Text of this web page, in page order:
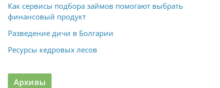
Как сервисы подбора займов помогают выбрать
финансовый продукт
Разведение дичи в Болгарии
Ресурсы кедровых лесов
Архивы